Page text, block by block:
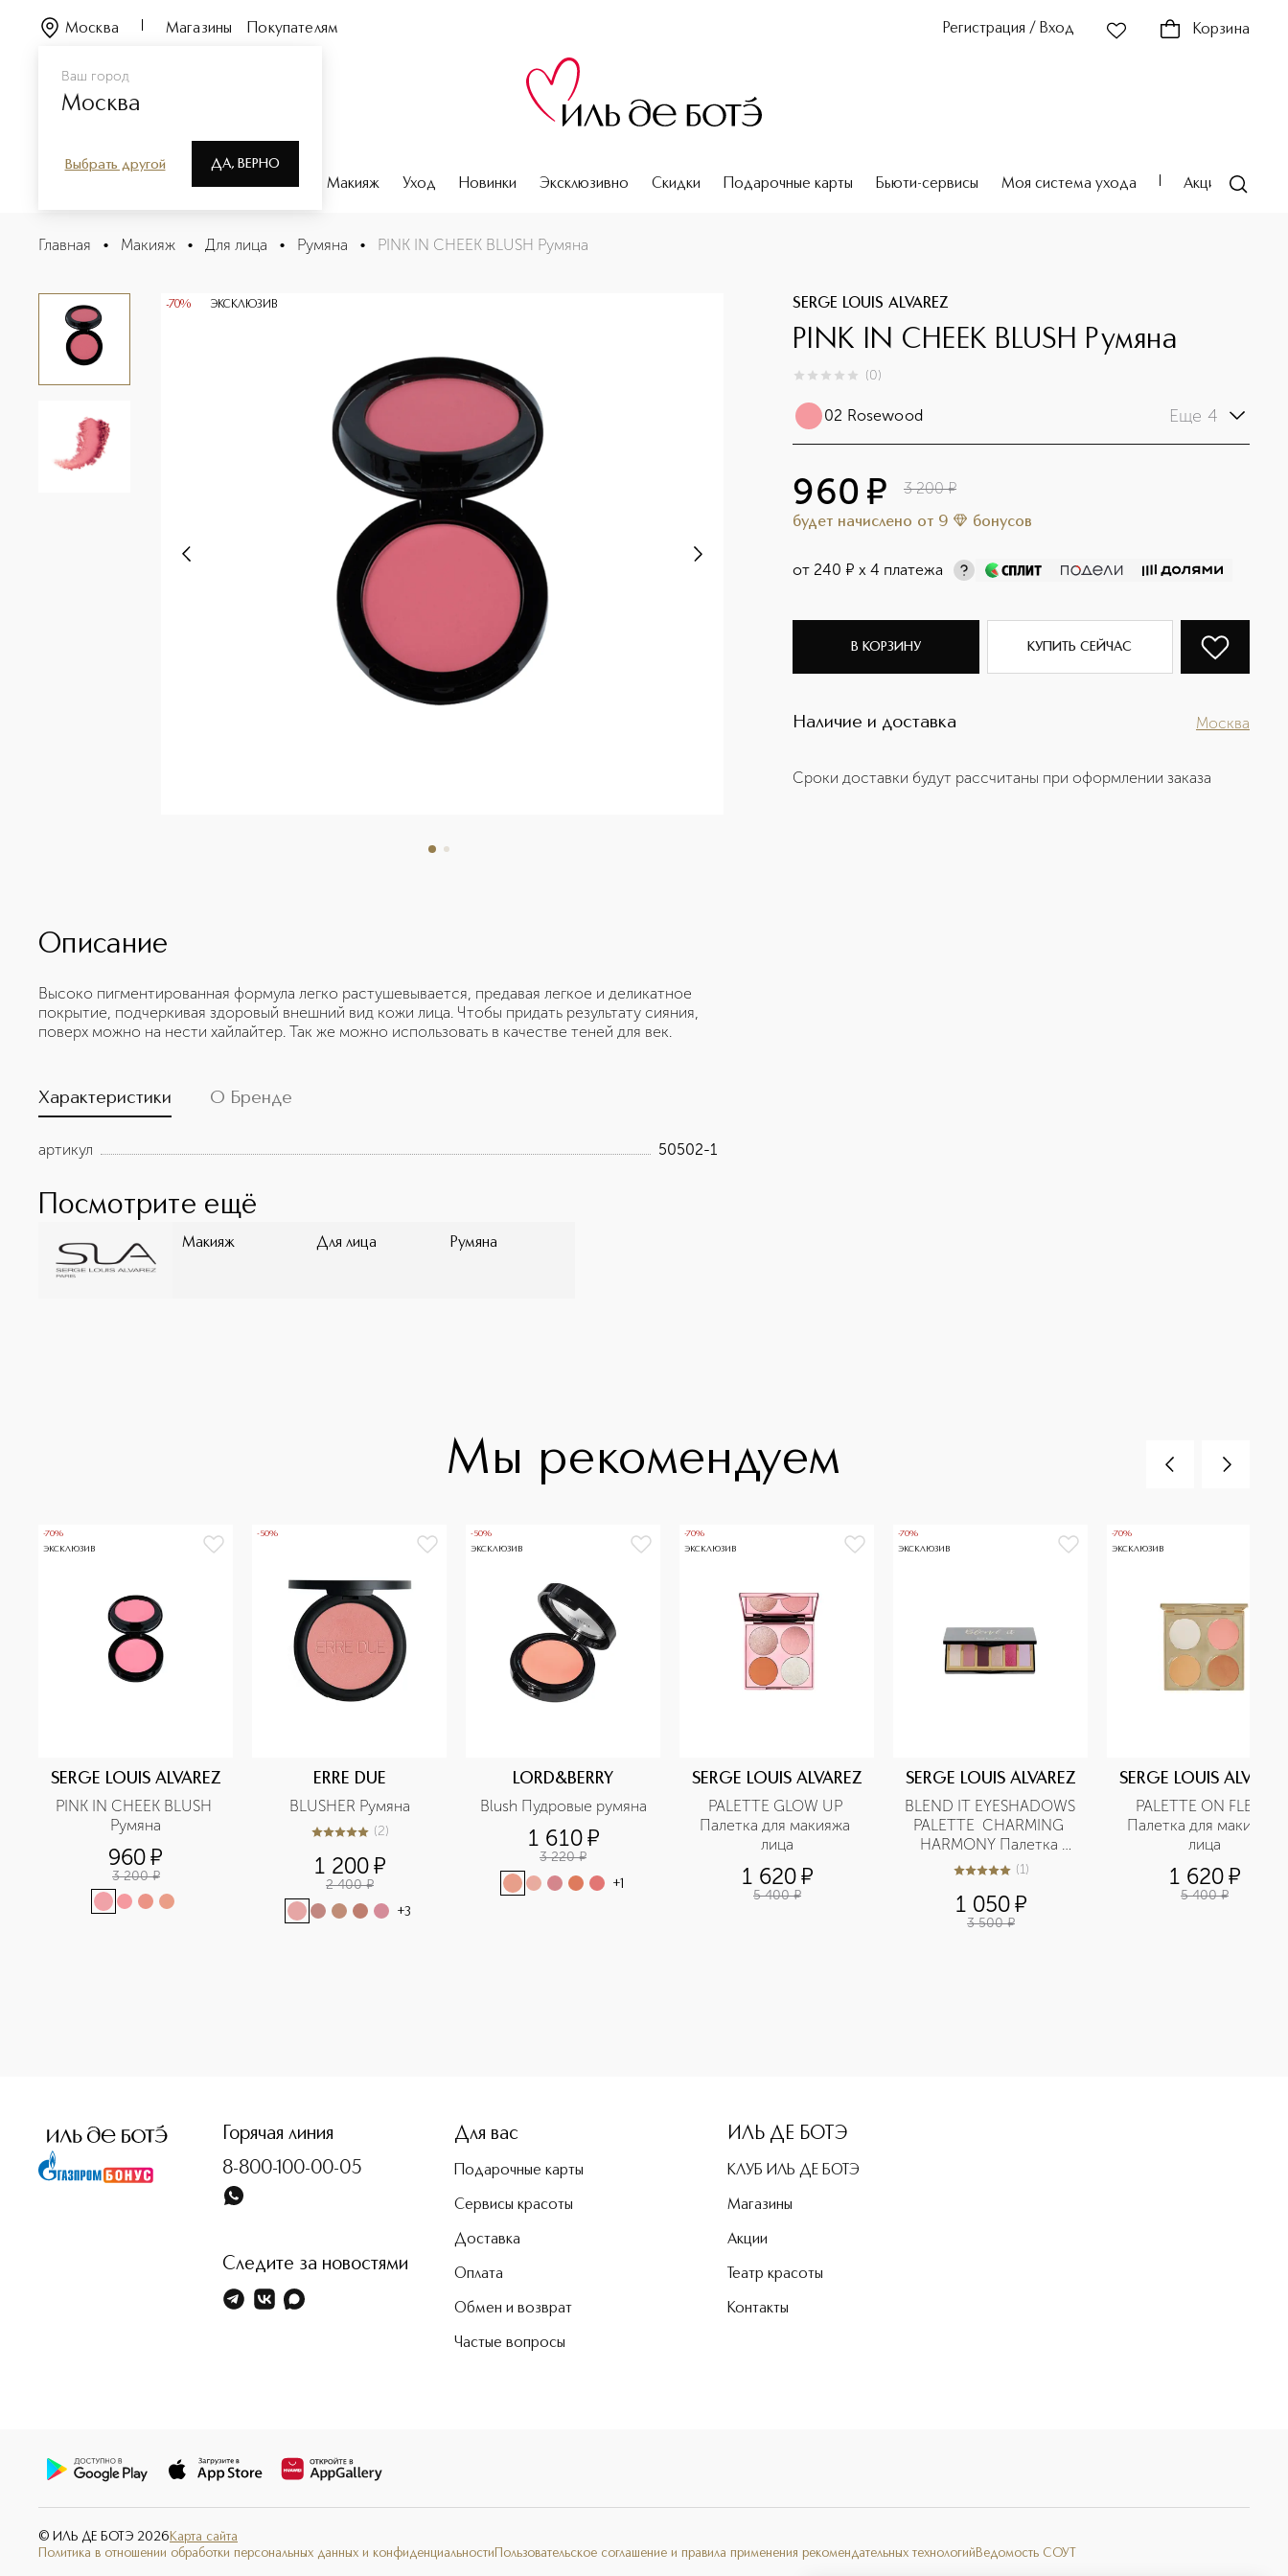
Ваш город
Москва
Выбрать другой ДА, ВЕРНО
Москва Магазины Покупателям Регистрация / Вход Корзина
Парфюмерия Макияж Уход Новинки Эксклюзивно Скидки Подарочные карты Бьюти-сервисы Моя система ухода Акции
PINK IN CHEEK BLUSH Румяна
Описание
Главная • Макияж • Для лица • Румяна • PINK IN CHEEK BLUSH Румяна
-70% ЭКСКЛЮЗИВ SERGE LOUIS ALVAREZ
PINK IN CHEEK BLUSH Румяна
0из 0 (0)
02 Rosewood Еще 4
960 ¤ 3 200 ¤
будет начислено от 9 бонусов
от 240 ¤ х 4 платежа
В КОРЗИНУ КУПИТЬ СЕЙЧАС
Наличие и доставка Москва
Сроки доставки будут рассчитаны при оформлении заказа
Описание
Высоко пигментированная формула легко растушевывается, предавая легкое и деликатное
покрытие, подчеркивая здоровый внешний вид кожи лица. Чтобы придать результату сияния,
поверх можно на нести хайлайтер. Так же можно использовать в качестве теней для век.
Характеристики О Бренде
артикул 50502-1
Посмотрите ещё
Макияж Для лица Румяна
Мы рекомендуем
-70%
ЭКСКЛЮЗИВ
SERGE LOUIS ALVAREZ
PINK IN CHEEK BLUSH
Румяна
960¤
3 200 ¤
-50%
ERRE DUE
BLUSHER Румяна
5из 52 (2)
1 200¤
2 400 ¤
+3
-50%
ЭКСКЛЮЗИВ
LORD&BERRY
Blush Пудровые румяна
1 610¤
3 220 ¤
+1
-70%
ЭКСКЛЮЗИВ
SERGE LOUIS ALVAREZ
PALETTE GLOW UP
Палетка для макияжа
лица
1 620¤
5 400 ¤
-70%
ЭКСКЛЮЗИВ
SERGE LOUIS ALVAREZ
BLEND IT EYESHADOWS
PALETTE  CHARMING
HARMONY Палетка
теней
5из 51 (1)
1 050¤
3 500 ¤
-70%
ЭКСКЛЮЗИВ
SERGE LOUIS
PALETTE ON FLEEK
Палетка для макияжа
лица
1 620¤
5 400 ¤
Горячая линия
8-800-100-00-05
Следите за новостями
Для вас
Подарочные карты
Сервисы красоты
Доставка
Оплата
Обмен и возврат
Частые вопросы
ИЛЬ ДЕ БОТЭ
КЛУБ ИЛЬ ДЕ БОТЭ
Магазины
Акции
Театр красоты
Контакты
© ИЛЬ ДЕ БОТЭ 2026 Карта сайта
Политика в отношении обработки персональных данных и конфиденциальности Пользовательское соглашение и правила применения рекомендательных технологий Ведомость СОУТ